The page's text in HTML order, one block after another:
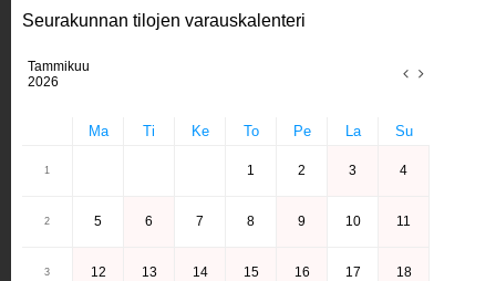
Seurakunnan tilojen varauskalenteri
Tammikuu
2026
Ma Ti Ke To Pe La Su
1 1 2 3 4
2 5 6 7 8 9 10 11
3 12 13 14 15 16 17 18